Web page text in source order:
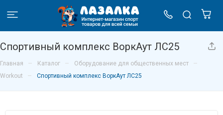
Спортивный комплекс ВоркАут ЛС25
Главная – Каталог – Оборудование для общественных мест –
Workout – Спортивный комплекс ВоркАут ЛС25